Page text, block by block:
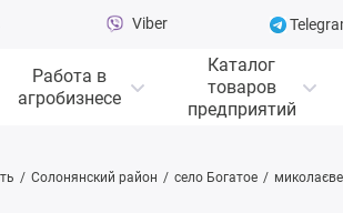
Viber
Работа в
агробизнесе
Каталог
товаров
предприятий
Солонянский район село Богатое